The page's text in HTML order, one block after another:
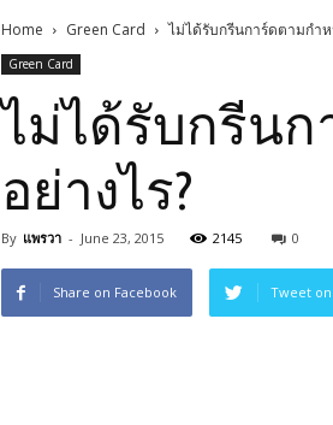
Home Green Card ไม่ได้รับกรีนการ์ดตามกำห
Green Card
ไม่ได้รับกรีนก
อย่างไร?
By แพรวา - June 23, 2015 2145 0
Share on Facebook Tweet